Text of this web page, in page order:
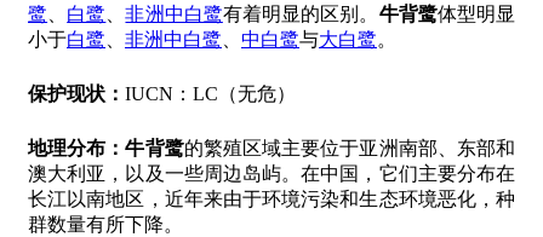
鹭
白鹭 、非洲中白鹭有着明显的区别。 牛背鹭体型明显
小于白鹭 非洲中白鹭 中白鹭与大白鹭。
保护现状： IUCN：LC（无危）
地理分布：牛背鹭的繁殖区域主要位于亚洲南部、东部和
澳大利亚，以及一些周边岛屿。在中国，它们主要分布在
长江以南地区，近年来由于环境污染和生态环境恶化，种
群数量有所下降。